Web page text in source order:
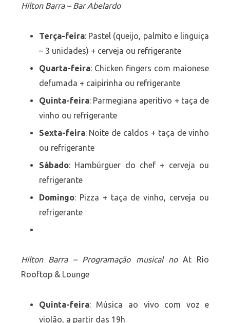
Hilton Barra – Bar Abelardo
Terça-feira: Pastel (queijo, palmito e linguiça
– 3 unidades) + cerveja ou refrigerante
Quarta-feira: Chicken fingers com maionese
defumada + caipirinha ou refrigerante
Quinta-feira: Parmegiana aperitivo + taça de
vinho ou refrigerante
Sexta-feira: Noite de caldos + taça de vinho
ou refrigerante
Sábado: Hambúrguer do chef + cerveja ou
refrigerante
Domingo: Pizza + taça de vinho, cerveja ou
refrigerante
Hilton Barra – Programação musical noAt Rio
Rooftop & Lounge
Quinta-feira: Música ao vivo com voz e
violão, a partir das 19h